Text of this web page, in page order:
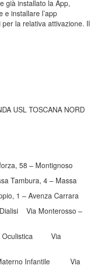
già installato la App,
e installare l’app
per la relativa attivazione. Il
USL TOSCANA NORD
58 – Montignoso
Tambura, 4 – Massa
1 – Avenza Carrara
Via Monterosso –
– Oculistica Via
Materno Infantile Via